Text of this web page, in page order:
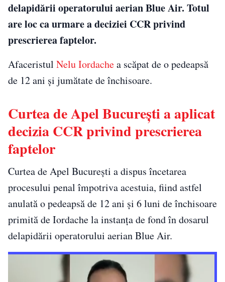
delapidării operatorului aerian Blue Air. Totul
are loc ca urmare a deciziei CCR privind
prescrierea faptelor.
Afaceristul Nelu Iordachea scăpat de o pedeapsă
de 12 ani şi jumătate de închisoare.
Curtea de Apel Bucureşti a aplicat
decizia CCR privind prescrierea
faptelor
Curtea de Apel Bucureşti a dispus încetarea
procesului penal împotriva acestuia, fiind astfel
anulată o pedeapsă de 12 ani şi 6 luni de închisoare
primită de Iordache la instanţa de fond în dosarul
delapidării operatorului aerian Blue Air.